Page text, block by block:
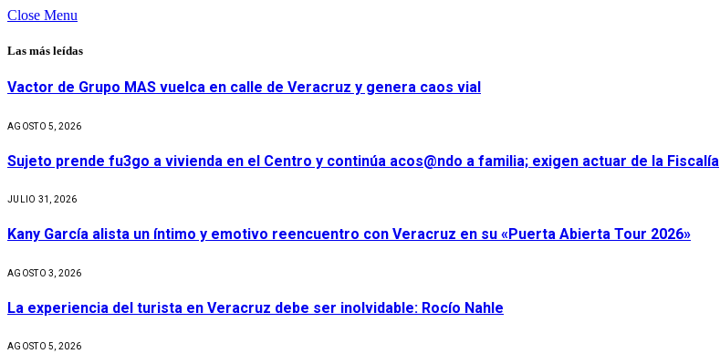
Close Menu
Las más leídas
Vactor de Grupo MAS vuelca en calle de Veracruz y genera caos vial
AGOSTO 5, 2026
Sujeto prende fu3go a vivienda en el Centro y continúa acos@ndo a familia; exigen actuar de la Fiscalía
JULIO 31, 2026
Kany García alista un íntimo y emotivo reencuentro con Veracruz en su «Puerta Abierta Tour 2026»
AGOSTO 3, 2026
La experiencia del turista en Veracruz debe ser inolvidable: Rocío Nahle
AGOSTO 5, 2026